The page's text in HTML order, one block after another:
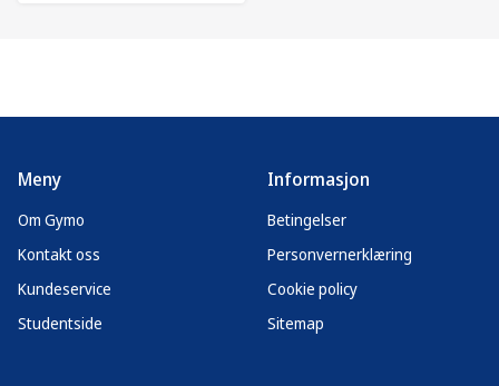
Meny
Om Gymo
Kontakt oss
Kundeservice
Studentside
Informasjon
Betingelser
Personvernerklæring
Cookie policy
Sitemap